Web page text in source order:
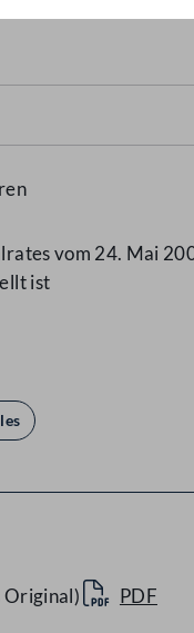
vom 24. Mai
ist
Original) PDF